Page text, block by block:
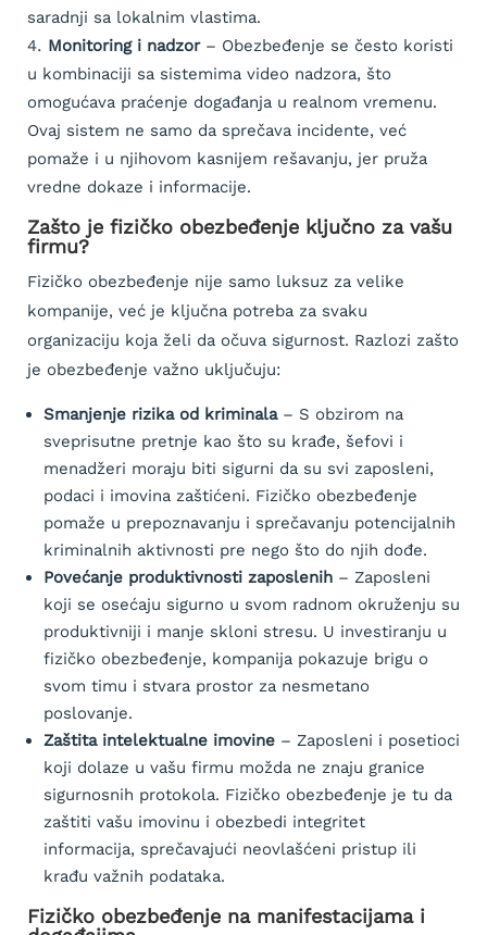
saradnji sa lokalnim vlastima.
Monitoring i nadzor– Obezbeđenje se često koristi
u kombinaciji sa sistemima video nadzora, što
omogućava praćenje događanja u realnom vremenu.
Ovaj sistem ne samo da sprečava incidente, već
pomaže i u njihovom kasnijem rešavanju, jer pruža
vredne dokaze i informacije.
Zašto je fizičko obezbeđenje ključno za vašu
firmu?
Fizičko obezbeđenje nije samo luksuz za velike
kompanije, već je ključna potreba za svaku
organizaciju koja želi da očuva sigurnost. Razlozi zašto
je obezbeđenje važno uključuju:
Smanjenje rizika od kriminala– S obzirom na
sveprisutne pretnje kao što su krađe, šefovi i
menadžeri moraju biti sigurni da su svi zaposleni,
podaci i imovina zaštićeni. Fizičko obezbeđenje
pomaže u prepoznavanju i sprečavanju potencijalnih
kriminalnih aktivnosti pre nego što do njih dođe.
Povećanje produktivnosti zaposlenih – Zaposleni
koji se osećaju sigurno u svom radnom okruženju su
produktivniji i manje skloni stresu. U investiranju u
fizičko obezbeđenje, kompanija pokazuje brigu o
svom timu i stvara prostor za nesmetano
poslovanje.
Zaštita intelektualne imovine – Zaposleni i posetioci
koji dolaze u vašu firmu možda ne znaju granice
sigurnosnih protokola. Fizičko obezbeđenje je tu da
zaštiti vašu imovinu i obezbedi integritet
informacija, sprečavajući neovlašćeni pristup ili
krađu važnih podataka.
Fizičko obezbeđenje na manifestacijama i